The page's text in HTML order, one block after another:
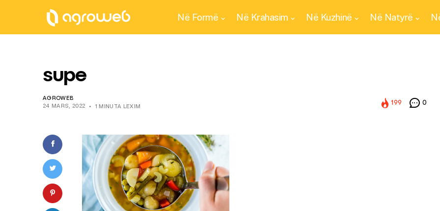
Në Formë Në Krahasim Në Kuzhinë Në Natyrë
supe
AGROWEB
24 MARS, 2022
1 MINUTA LEXIM
199 0